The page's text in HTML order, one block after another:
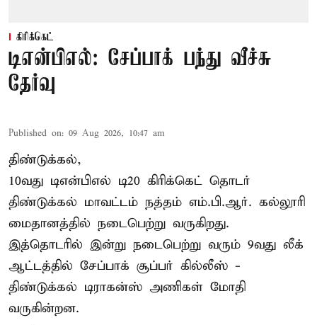
கிரிக்கெட்
டிஎன்பிஎல்: சேப்பாக் பந்து வீச்சு
தேர்வு
Published on: 09 Aug 2026, 10:47 am
திண்டுக்கல்,
10வது டிஎன்பிஎல் டி20 கிரிக்கெட் தொடர்
திண்டுக்கல் மாவட்டம் நத்தம் எம்.பி.ஆர். கல்லூரி
மைதானத்தில் நடைபெற்று வருகிறது.
இத்தொடரில் இன்று நடைபெற்று வரும் 9வது லீக்
ஆட்டத்தில் சேப்பாக் சூப்பர் கில்லீஸ் -
திண்டுக்கல் டிராகன்ஸ் அணிகள் மோதி
வருகின்றன.